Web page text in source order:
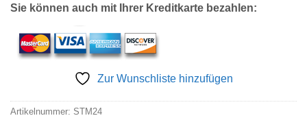
Sie können auch mit Ihrer Kreditkarte bezahlen:
Zur Wunschliste hinzufügen
Artikelnummer: STM24